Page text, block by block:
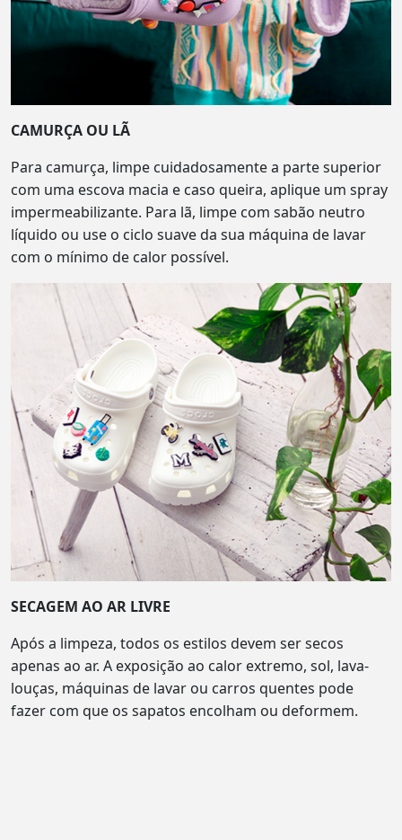
CAMURÇA OU LÃ
Para camurça, limpe cuidadosamente a parte superior
com uma escova macia e caso queira, aplique um spray
impermeabilizante. Para lã, limpe com sabão neutro
líquido ou use o ciclo suave da sua máquina de lavar
com o mínimo de calor possível.
SECAGEM AO AR LIVRE
Após a limpeza, todos os estilos devem ser secos
apenas ao ar. A exposição ao calor extremo, sol, lava-
louças, máquinas de lavar ou carros quentes pode
fazer com que os sapatos encolham ou deformem.